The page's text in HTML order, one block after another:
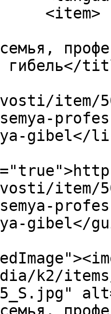
гибель</
item/
gibel</
item/
gibel</
k2/